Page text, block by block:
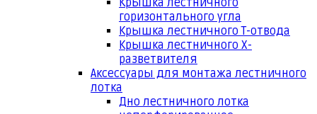
Крышка лестничного
горизонтального угла
Крышка лестничного Т-отвода
Крышка лестничного Х-
разветвителя
Аксессуары для монтажа лестничного
лотка
Дно лестничного лотка